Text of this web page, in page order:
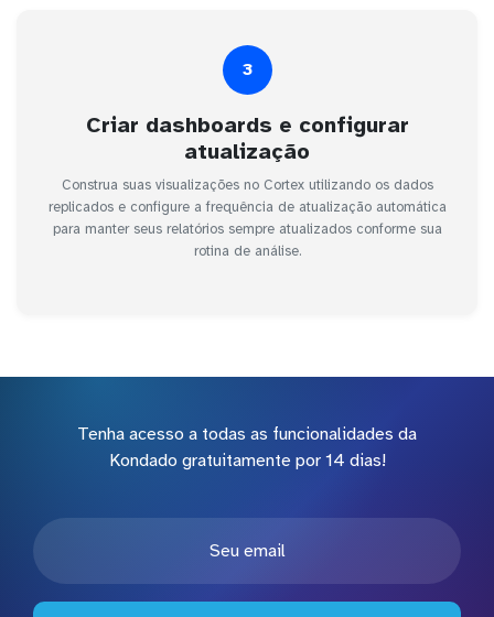
3
Criar dashboards e configurar
atualização
Construa suas visualizações no Cortex utilizando os dados
replicados e configure a frequência de atualização automática
para manter seus relatórios sempre atualizados conforme sua
rotina de análise.
Tenha acesso a todas as funcionalidades da
Kondado gratuitamente por 14 dias!